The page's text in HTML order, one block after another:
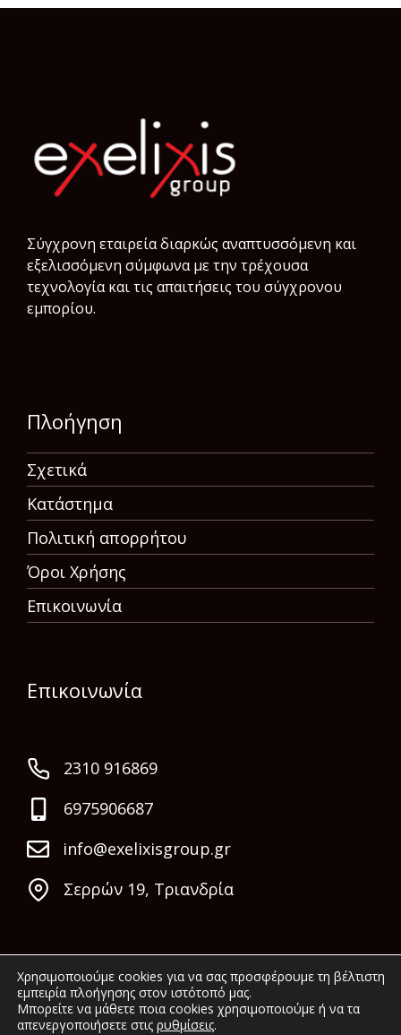
Σύγχρονη εταιρεία διαρκώς αναπτυσσόμενη και
εξελισσόμενη σύμφωνα µε την τρέχουσα
τεχνολογία και τις απαιτήσεις του σύγχρονου
εμπορίου.
Πλοήγηση
Σχετικά
Κατάστημα
Πολιτική απορρήτου
Όροι Χρήσης
Επικοινωνία
Επικοινωνία
2310 916869
6975906687
info@exelixisgroup.gr
Σερρών 19, Τριανδρία
© 2022 Exelixis Group. All rights reserved.
Χρησιμοποιούμε cookies για να σας προσφέρουμε τη βέλτιστη
εμπειρία πλοήγησης στον ιστότοπό μας.
Μπορείτε να μάθετε ποια cookies χρησιμοποιούμε ή να τα
απενεργοποιήσετε στις ρυθμίσεις.